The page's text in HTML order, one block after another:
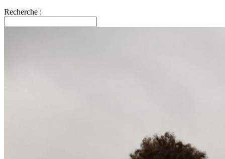
Recherche :